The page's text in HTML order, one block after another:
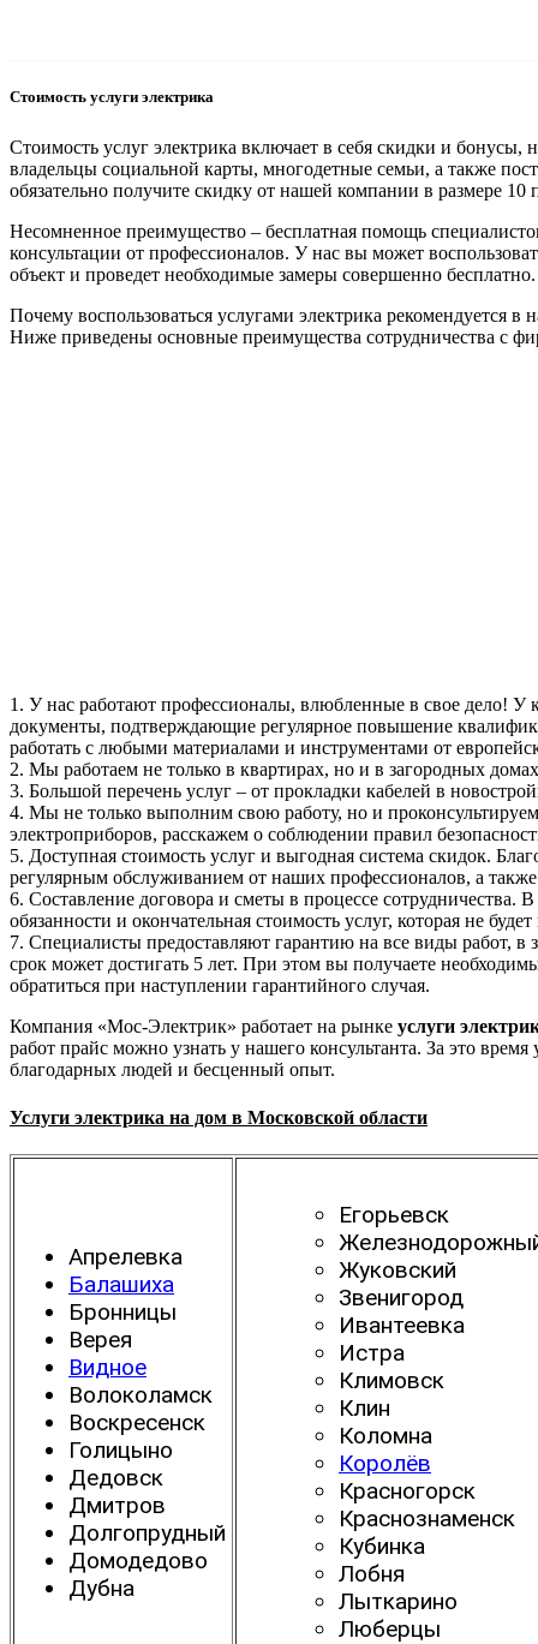
Стоимость услуги электрика
Стоимость услуг электрика включает в себя скидки и бонусы,
владельцы социальной карты, многодетные семьи, а также
обязательно получите скидку от нашей компании в размере 10
Несомненное преимущество – бесплатная помощь
консультации от профессионалов. У нас вы может
объект и проведет необходимые замеры совершенно бесплатно.
Почему воспользоваться услугами электрика рекомендуется в
Ниже приведены основные преимущества сотрудничества с
1. У нас работают профессионалы, влюбленные в свое дело! У
документы, подтверждающие регулярное повышение
работать с любыми материалами и инструментами от
2. Мы работаем не только в квартирах, но и в загородных
3. Большой перечень услуг – от прокладки кабелей в
4. Мы не только выполним свою работу, но и
электроприборов, расскажем о соблюдении правил
5. Доступная стоимость услуг и выгодная система скидок.
регулярным обслуживанием от наших профессионалов, а
6. Составление договора и сметы в процессе сотрудничества.
обязанности и окончательная стоимость услуг, которая не
7. Специалисты предоставляют гарантию на все виды работ,
срок может достигать 5 лет. При этом вы получаете
обратиться при наступлении гарантийного случая.
Компания «Мос-Электрик» работает на рынке услуги
работ прайс можно узнать у нашего консультанта. За это
благодарных людей и бесценный опыт.
Услуги электрика на дом в Московской области
Апрелевка
Балашиха
Бронницы
Верея
Видное
Волоколамск
Воскресенск
Голицыно
Дедовск
Дмитров
Долгопрудный
Домодедово
Дубна
Егорьевск
Жуковский
Звенигород
Ивантеевка
Истра
Климовск
Клин
Коломна
Королёв
Красногорск
Краснознаменск
Кубинка
Лобня
Лыткарино
Люберцы